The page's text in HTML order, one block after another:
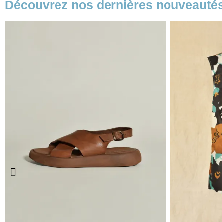
Découvrez nos dernières